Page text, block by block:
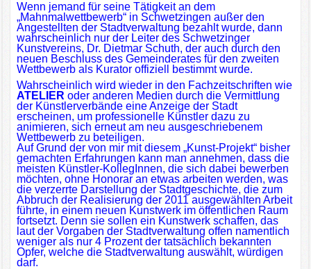
Wenn jemand für seine Tätigkeit an dem
„Mahnmalwettbewerb“ in Schwetzingen außer den
Angestellten der Stadtverwaltung bezahlt wurde, dann
wahrscheinlich nur der Leiter des Schwetzinger
Kunstvereins, Dr. Dietmar Schuth, der auch durch den
neuen Beschluss des Gemeinderates für den zweiten
Wettbewerb als Kurator offiziell bestimmt wurde.
Wahrscheinlich wird wieder in den Fachzeitschriften wie
ATELIER oder anderen Medien durch die Vermittlung
der Künstlerverbände eine Anzeige der Stadt
erscheinen, um professionelle Künstler dazu zu
animieren, sich erneut am neu ausgeschriebenem
Wettbewerb zu beteiligen.
Auf Grund der von mir mit diesem „Kunst-Projekt“ bisher
gemachten Erfahrungen kann man annehmen, dass die
meisten Künstler-KollegInnen, die sich dabei bewerben
möchten, ohne Honorar an etwas arbeiten werden, was
die verzerrte Darstellung der Stadtgeschichte, die zum
Abbruch der Realisierung der 2011 ausgewählten Arbeit
führte, in einem neuen Kunstwerk im öffentlichen Raum
fortsetzt. Denn sie sollen ein Kunstwerk schaffen, das
laut der Vorgaben der Stadtverwaltung offen namentlich
weniger als nur 4 Prozent der tatsächlich bekannten
Opfer, welche die Stadtverwaltung auswählt, würdigen
darf.